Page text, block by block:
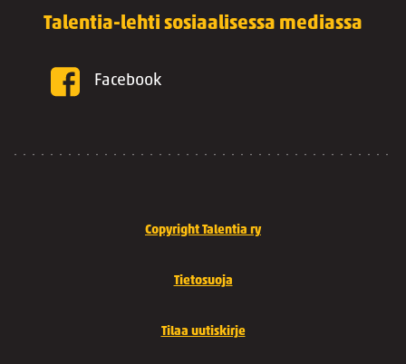
Talentia-lehti sosiaalisessa mediassa
Facebook
Copyright Talentia ry
Tietosuoja
Tilaa uutiskirje